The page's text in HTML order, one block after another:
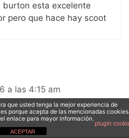
burton esta excelente
pero que hace hay scoot
a las 4:15 am
dijo hay algunos que
que usted tenga la mejor experiencia de
porque acepta de las mencionadas
enlace para mayor información.
plugin
ACEPTAR